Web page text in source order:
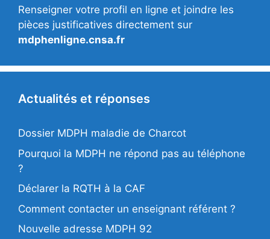
Renseigner votre profil en ligne et joindre les
pièces justificatives directement sur
mdphenligne.cnsa.fr
Actualités et réponses
Dossier MDPH maladie de Charcot
Pourquoi la MDPH ne répond pas au téléphone
?
Déclarer la RQTH à la CAF
Comment contacter un enseignant référent ?
Nouvelle adresse MDPH 92